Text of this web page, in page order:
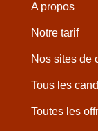
A propos
Notre tarif
Nos sites de
Tous les
Toutes les